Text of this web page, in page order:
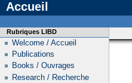
Accueil
Rubriques LIBD
Welcome / Accueil
Publications
Books / Ouvrages
Research / Recherche